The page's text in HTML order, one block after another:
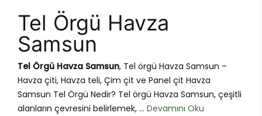
Tel Örgü Havza
Samsun
Tel Örgü Havza Samsun, Tel örgü Havza Samsun –
Havza çiti, Havza teli, Çim çit ve Panel çit Havza
Samsun Tel Örgü Nedir? Tel örgü Havza Samsun, çeşitli
alanların çevresini belirlemek, ... Devamını Oku